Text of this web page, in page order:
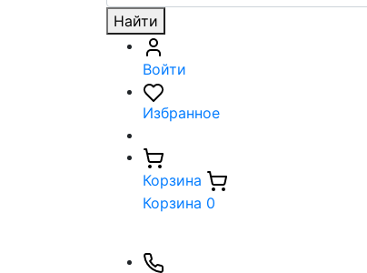
Найти
Войти
Избранное
Корзина
Корзина 0